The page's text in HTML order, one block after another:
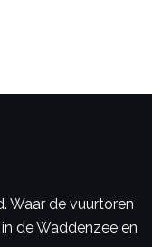
Waar de vuurtoren
de Waddenzee en